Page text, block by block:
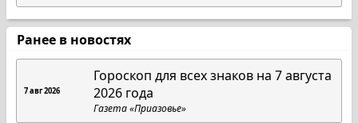
Ранее в новостях
7 авг 2026
Гороскоп для всех знаков на 7 августа
2026 года
Газета «Приазовье»